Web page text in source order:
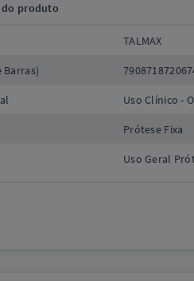
do produto
TALMAX
Barras)
Uso Clínico -
Prótese Fixa
Uso Geral